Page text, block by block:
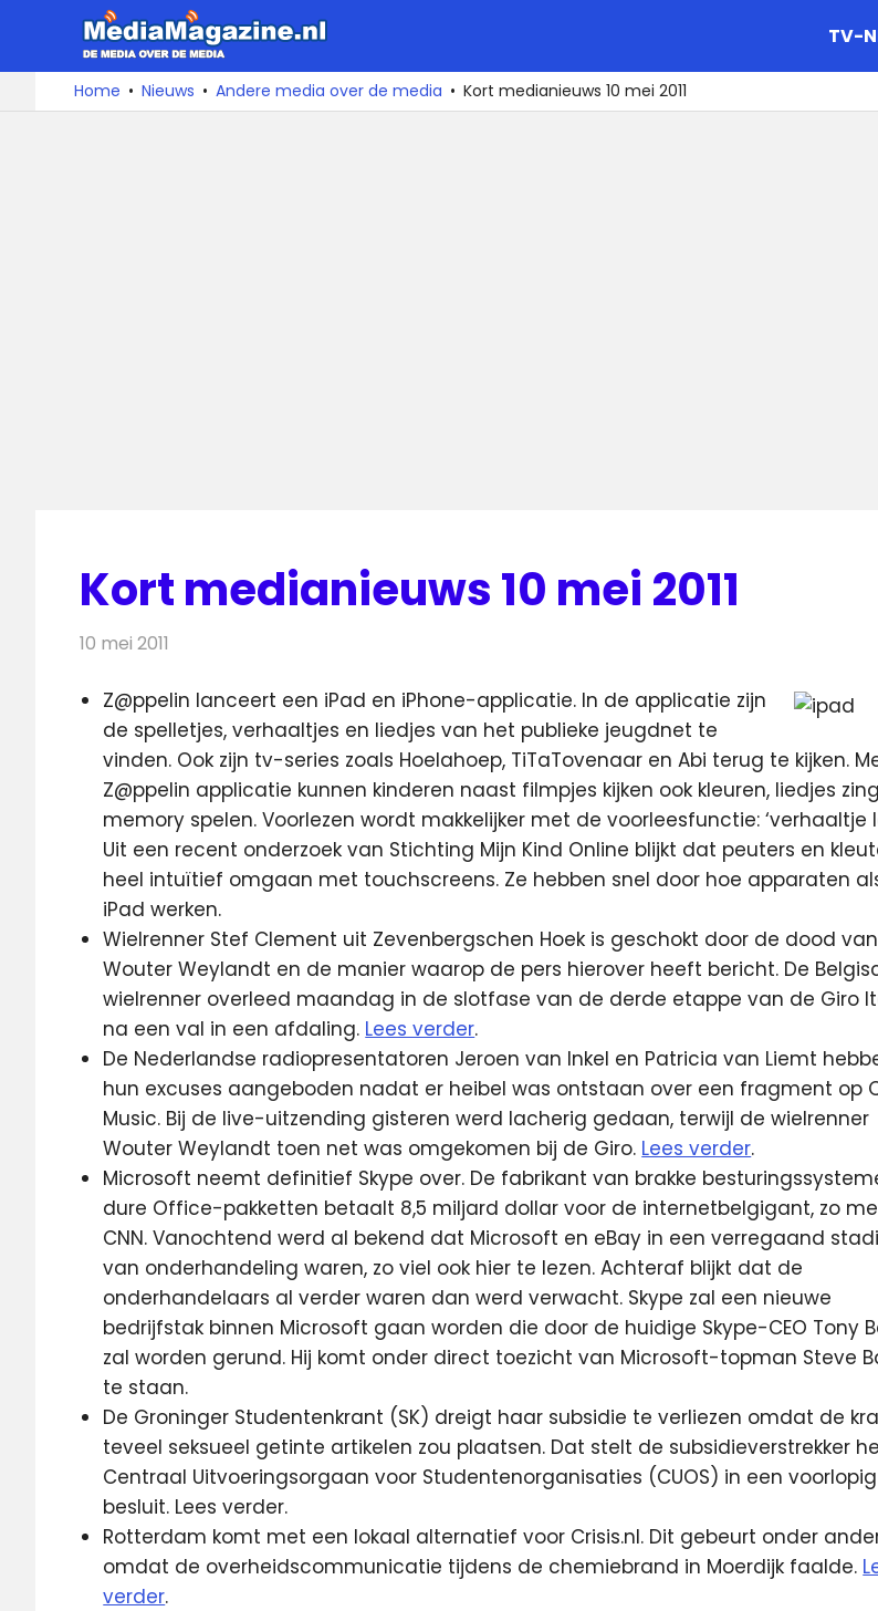
naar
De
media
over
TV-
Home Nieuws Andere media over de media Kort medianieuws 10 mei 2011
Kort medianieuws 10 mei 2011
10 mei 2011
Z@ppelin lanceert een iPad en iPhone-applicatie. In de applicatie zijn
de spelletjes, verhaaltjes en liedjes van het publieke jeugdnet te
vinden. Ook zijn tv-series zoals Hoelahoep, TiTaTovenaar en Abi terug te kijken.
Z@ppelin applicatie kunnen kinderen naast filmpjes kijken ook kleuren, liedjes
memory spelen. Voorlezen wordt makkelijker met de voorleesfunctie: ‘verhaaltje
Uit een recent onderzoek van Stichting Mijn Kind Online blijkt dat peuters en
heel intuïtief omgaan met touchscreens. Ze hebben snel door hoe apparaten
iPad werken.
Wielrenner Stef Clement uit Zevenbergschen Hoek is geschokt door de dood van
Wouter Weylandt en de manier waarop de pers hierover heeft bericht. De
wielrenner overleed maandag in de slotfase van de derde etappe van de Giro
na een val in een afdaling. Lees verder.
De Nederlandse radiopresentatoren Jeroen van Inkel en Patricia van Liemt
hun excuses aangeboden nadat er heibel was ontstaan over een fragment op
Music. Bij de live-uitzending gisteren werd lacherig gedaan, terwijl de wielrenner
Wouter Weylandt toen net was omgekomen bij de Giro. Lees verder.
Microsoft neemt definitief Skype over. De fabrikant van brakke
dure Office-pakketten betaalt 8,5 miljard dollar voor de internetbelgigant, zo
CNN. Vanochtend werd al bekend dat Microsoft en eBay in een verregaand
van onderhandeling waren, zo viel ook hier te lezen. Achteraf blijkt dat de
onderhandelaars al verder waren dan werd verwacht. Skype zal een nieuwe
bedrijfstak binnen Microsoft gaan worden die door de huidige Skype-CEO Tony
zal worden gerund. Hij komt onder direct toezicht van Microsoft-topman Steve
te staan.
De Groninger Studentenkrant (SK) dreigt haar subsidie te verliezen omdat de
teveel seksueel getinte artikelen zou plaatsen. Dat stelt de subsidieverstrekker
Centraal Uitvoeringsorgaan voor Studentenorganisaties (CUOS) in een voorlopig
besluit. Lees verder.
Rotterdam komt met een lokaal alternatief voor Crisis.nl. Dit gebeurt onder
omdat de overheidscommunicatie tijdens de chemiebrand in Moerdijk faalde.
verder.